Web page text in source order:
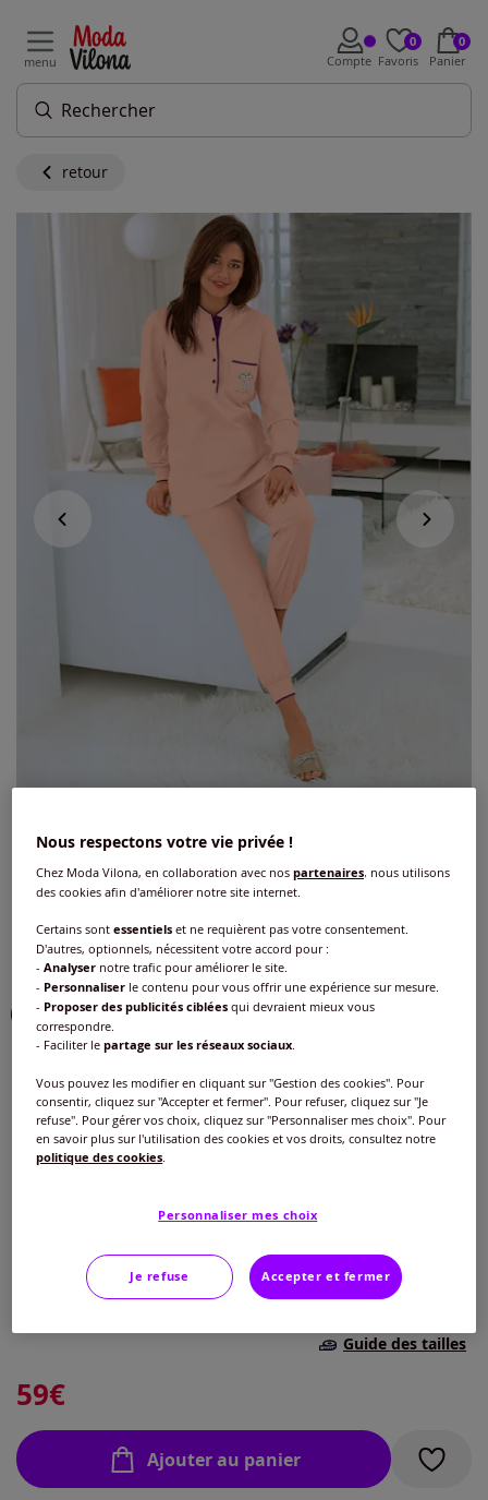
menu Compte
0
Favoris
0
Panier
retour
Pyjama jersey fin et éponge
Couleur :abricot
Choisir une couleur :
Jersey fin
éponge fine
Veuillez sélectionner une taille
En stock
Guide des tailles
59€
Ajouter au panier
Nous respectons votre vie privée !
Chez Moda Vilona, en collaboration avec nospartenaires, nous utilisons
des cookies afin d'améliorer notre site internet.
Certains sontessentiels et ne requièrent pas votre consentement.
D'autres, optionnels, nécessitent votre accord pour :
-Analyser notre trafic pour améliorer le site.
- Personnaliser le contenu pour vous offrir une expérience sur mesure.
- Proposer des publicités ciblées qui devraient mieux vous
correspondre.
- Faciliter lepartage sur les réseaux sociaux
Vous pouvez les modifier en cliquant sur "Gestion des cookies". Pour
consentir, cliquez sur "Accepter et fermer". Pour refuser, cliquez sur "Je
refuse". Pour gérer vos choix, cliquez sur "Personnaliser mes choix". Pour
en savoir plus sur l'utilisation des cookies et vos droits, consultez notre
politique des cookies
Personnaliser mes choix
Je refuse Accepter et fermer